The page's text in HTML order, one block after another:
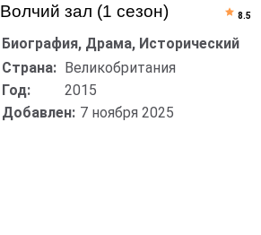
Волчий зал (1 сезон)
Биография, Драма, Исторический
Страна: Великобритания
Год:
2015
Добавлен: 7 ноября 2025
8.5